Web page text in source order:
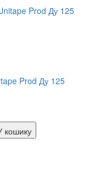
Prod Ду 125
кошику